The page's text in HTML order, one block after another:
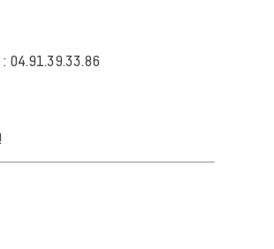
: 04.91.39.33.86
!